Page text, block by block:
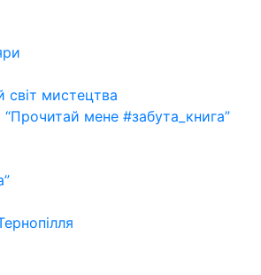
світ мистецтва
“Прочитай мене #забута_книга”